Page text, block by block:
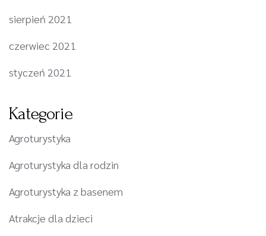
sierpień 2021
czerwiec 2021
styczeń 2021
Kategorie
Agroturystyka
Agroturystyka dla rodzin
Agroturystyka z basenem
Atrakcje dla dzieci